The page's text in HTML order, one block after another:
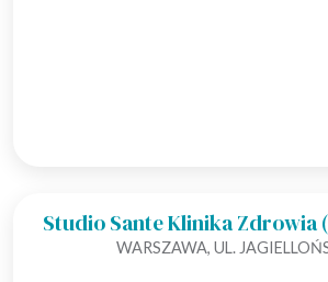
Studio Sante Klinika Zdrowia
WARSZAWA, UL.